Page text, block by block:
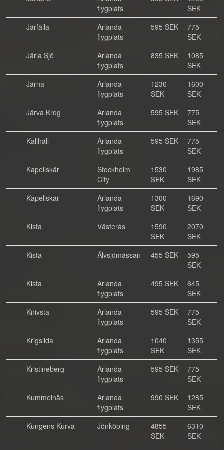
flygplats
SEK
Järfälla
Arlanda
flygplats
595 SEK
775
SEK
Järla Sjö
Arlanda
flygplats
835 SEK
1085
SEK
Järna
Arlanda
flygplats
1230
SEK
1600
SEK
Järva Krog
Arlanda
flygplats
595 SEK
775
SEK
Kallhäll
Arlanda
flygplats
595 SEK
775
SEK
Kapellskär
Stockholm
City
1530
SEK
1985
SEK
Kapellskär
Arlanda
flygplats
1300
SEK
1690
SEK
Kista
Västerås
1590
SEK
2070
SEK
Kista
Älvsjömässan 455 SEK
595
SEK
Kista
Arlanda
flygplats
495 SEK
645
SEK
Knivsta
Arlanda
flygplats
595 SEK
775
SEK
Krigslida
Arlanda
flygplats
1040
SEK
1355
SEK
Kristineberg
Arlanda
flygplats
595 SEK
775
SEK
Kummelnäs
Arlanda
flygplats
990 SEK
1285
SEK
Kungens Kurva
Jönköping
4855
SEK
6310
SEK